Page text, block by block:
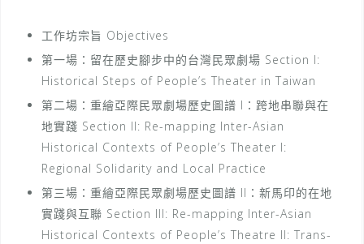
工作坊宗旨 Objectives
第一場：留在歷史腳步中的台灣民眾劇場 Section I:
Historical Steps of People’s Theater in Taiwan
第二場：重繪亞際民眾劇場歷史圖譜 I：跨地串聯與在
地實踐 Section II: Re-mapping Inter-Asian
Historical Contexts of People’s Theater I:
Regional Solidarity and Local Practice
第三場：重繪亞際民眾劇場歷史圖譜 II：新馬印的在地
實踐與互聯 Section III: Re-mapping Inter-Asian
Historical Contexts of People’s Theatre II: Trans-